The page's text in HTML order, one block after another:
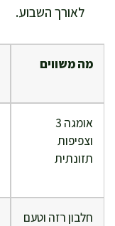
לאורך השבוע.
מה משווים
אומגה 3
וצפיפות
תזונתית
חלבון רזה וטעם